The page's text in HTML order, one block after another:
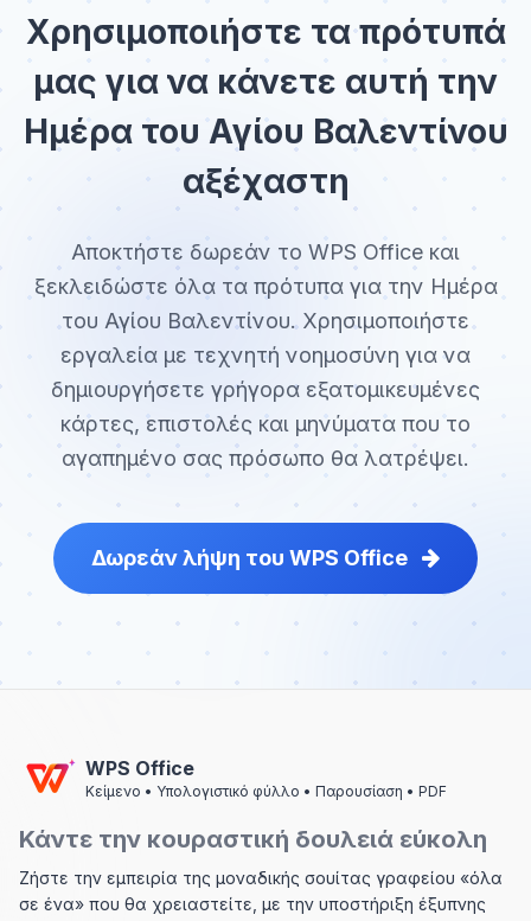
Χρησιμοποιήστε τα πρότυπά
μας για να κάνετε αυτή την
Ημέρα του Αγίου Βαλεντίνου
αξέχαστη
Αποκτήστε δωρεάν το WPS Office και
ξεκλειδώστε όλα τα πρότυπα για την Ημέρα
του Αγίου Βαλεντίνου. Χρησιμοποιήστε
εργαλεία με τεχνητή νοημοσύνη για να
δημιουργήσετε γρήγορα εξατομικευμένες
κάρτες, επιστολές και μηνύματα που το
αγαπημένο σας πρόσωπο θα λατρέψει.
Δωρεάν λήψη του WPS Office
WPS Office
Κείμενο • Υπολογιστικό φύλλο • Παρουσίαση • PDF
Κάντε την κουραστική δουλειά εύκολη
Ζήστε την εμπειρία της μοναδικής σουίτας γραφείου «όλα
σε ένα» που θα χρειαστείτε, με την υποστήριξη έξυπνης